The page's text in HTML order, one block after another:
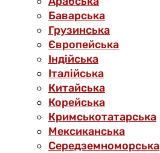
Баварська
Грузинська
Європейська
Індійська
Італійська
Китайська
Корейська
Кримськотатарська
Мексиканська
Середземноморська